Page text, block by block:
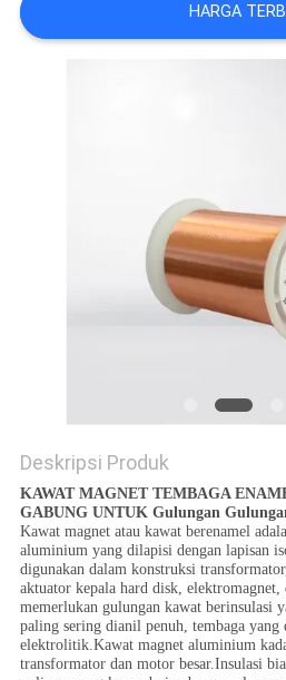
SITEMAP
HARGA
Deskripsi Produk
KAWAT MAGNET TEMBAGA
GABUNG UNTUK Gulungan
Kawat magnet atau kawat berenamel
aluminium yang dilapisi dengan lapisan
digunakan dalam konstruksi
aktuator kepala hard disk,
memerlukan gulungan kawat berinsulasi
paling sering dianil penuh, tembaga yang
elektrolitik.Kawat magnet aluminium
transformator dan motor besar.Insulasi